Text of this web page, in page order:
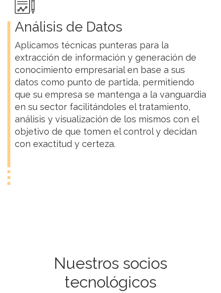
Análisis de Datos
Aplicamos técnicas punteras para la
extracción de información y generación de
conocimiento empresarial en base a sus
datos como punto de partida, permitiendo
que su empresa se mantenga a la vanguardia
en su sector facilitándoles el tratamiento,
análisis y visualización de los mismos con el
objetivo de que tomen el control y decidan
con exactitud y certeza.
Nuestros socios
tecnológicos